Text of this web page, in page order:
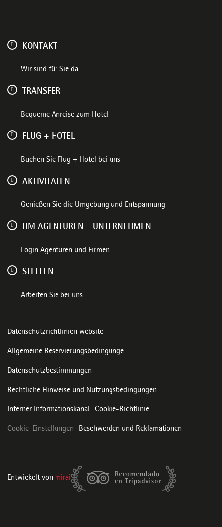
KONTAKT
Wir sind für Sie da
TRANSFER
Bequeme Anreise zum Hotel
FLUG + HOTEL
Buchen Sie Flug + Hotel bei uns
AKTIVITÄTEN
Genießen Sie die Umgebung und Entspannung
HM AGENTUREN - UNTERNEHMEN
Login Agenturen und Firmen
STELLEN
Arbeiten Sie bei uns
Datenschutzrichtlinien website
Allgemeine Reservierungsbedingunge
Datenschutzbestimmungen
Rechtliche Hinweise und Nutzungsbedingungen
Interner Informationskanal Cookie-Richtlinie
Cookie-Einstellungen Beschwerden und Reklamationen
Entwickelt von mirai